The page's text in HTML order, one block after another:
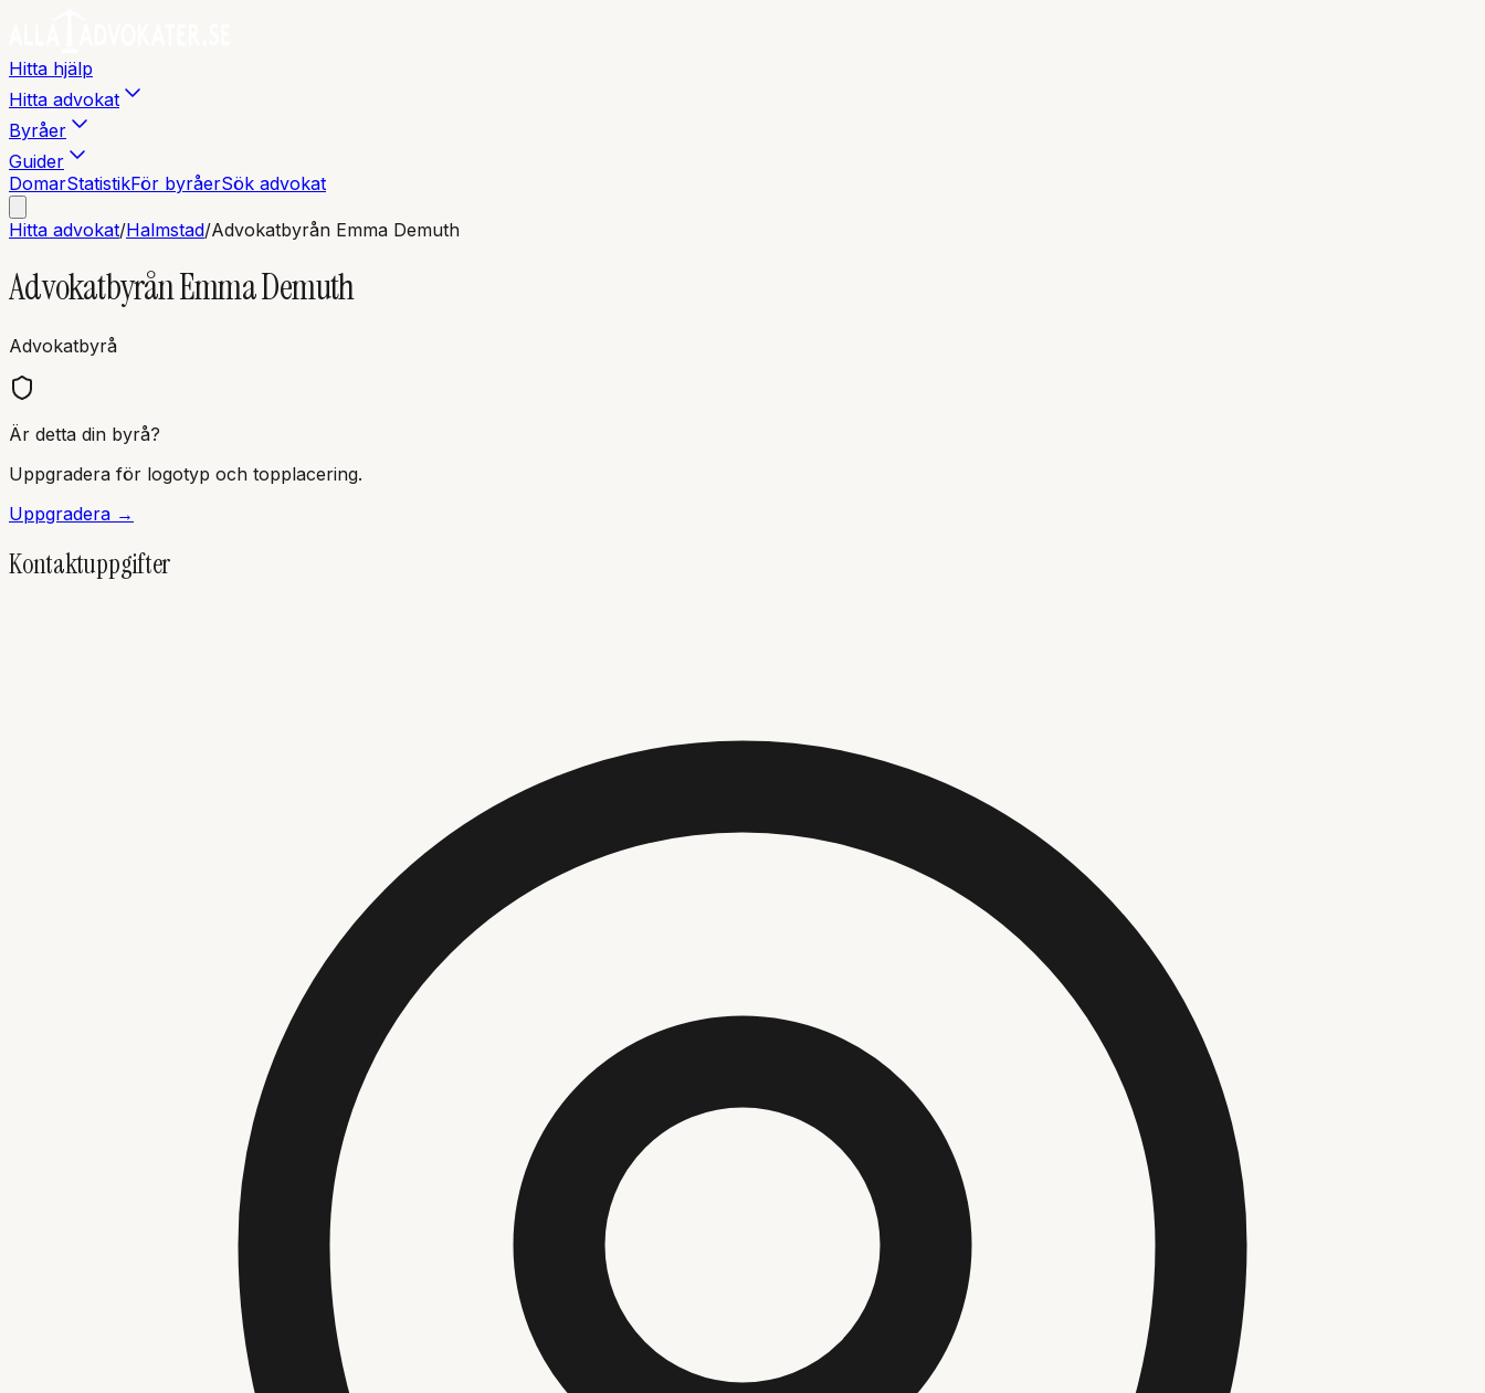
Hitta hjälp
Hitta advokat
Byråer
Guider
DomarStatistikFör byråerSök advokat
Hitta advokat/Halmstad/Advokatbyrån Emma Demuth
Advokatbyrån Emma Demuth
Advokatbyrå
Är detta din byrå?
Uppgradera för logotyp och topplacering.
Uppgradera →
Kontaktuppgifter